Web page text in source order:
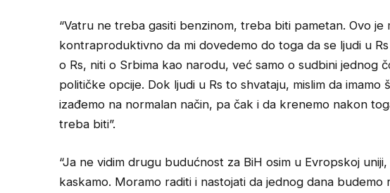
“Vatru ne treba gasiti benzinom, treba biti pametan. Ovo je
kontraproduktivno da mi dovedemo do toga da se ljudi u
o Rs, niti o Srbima kao narodu, već samo o sudbini jednog
političke opcije. Dok ljudi u Rs to shvataju, mislim da
izađemo na normalan način, pa čak i da krenemo nakon
treba biti”.
“Ja ne vidim drugu budućnost za BiH osim u Evropskoj
kaskamo. Moramo raditi i nastojati da jednog dana budemo